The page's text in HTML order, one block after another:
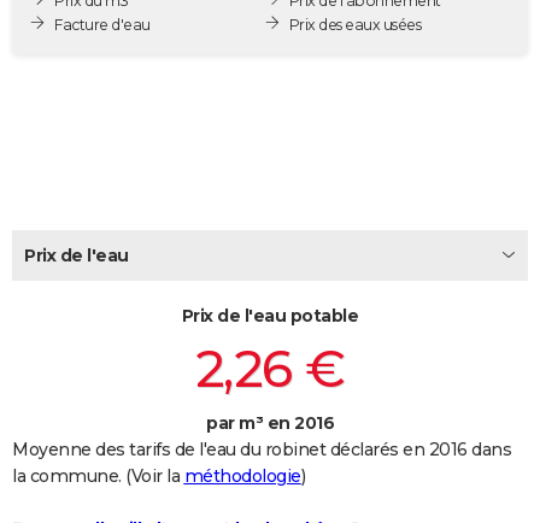
Destinations
City break
Voyage nature
Voyage de noces
Forum
Climat
PHOTO
Dictionnaire
Biographies
Citations
Expressions
Proverbes
Bricolage
Lifestyle
Culture
Sport
Auto
Television
Voyage
Cinema
Facture d'eau
Prix des eaux usées
Prix de l'eau
Prix de l'eau potable
2,26 €
par m³ en 2016
Moyenne des tarifs de l'eau du robinet déclarés en 2016 dans
la commune. (Voir la méthodologie)